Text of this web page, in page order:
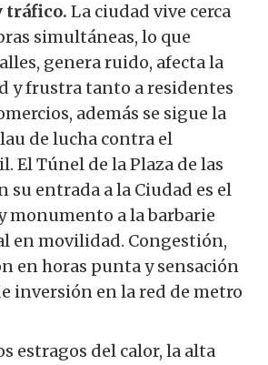
tráfico. La ciudad vive cerca
simultáneas, lo que
genera ruido, afecta la
y frustra tanto a residentes
además se sigue la
de lucha contra el
El Túnel de la Plaza de las
su entrada a la Ciudad es el
monumento a la barbarie
en movilidad. Congestión,
en horas punta y sensación
inversión en la red de metro
estragos del calor, la alta